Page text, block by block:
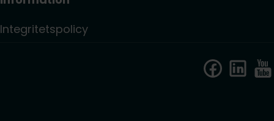
Integritetspolicy